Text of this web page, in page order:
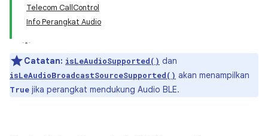
Telecom CallControl
Info Perangkat Audio
Catatan: isLeAudioSupported() dan
isLeAudioBroadcastSourceSupported() akan menampilkan
True jika perangkat mendukung Audio BLE.